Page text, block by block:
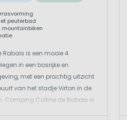
peuterbad
mountainbiken
Rabais is een mooie 4
in een bosrijke en
met een prachtig uitzicht
van het stadje Virton in de
Camping Colline de Rabais is